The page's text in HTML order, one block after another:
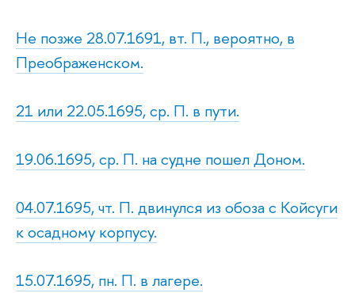
Не позже 28.07.1691, вт. П., вероятно, в
Преображенском.
21 или 22.05.1695, ср. П. в пути.
19.06.1695, ср. П. на судне пошел Доном.
04.07.1695, чт. П. двинулся из обоза с Койсуги
к осадному корпусу.
15.07.1695, пн. П. в лагере.